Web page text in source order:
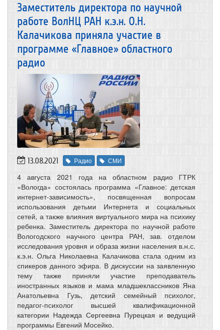
Заместитель директора по научной
работе ВолНЦ РАН к.э.н. О.Н.
Калачикова приняла участие в
программе «Главное» областного
радио
13.08.2021 Радио СМИ
4 августа 2021 года на областном радио ГТРК
«Вологда» состоялась программа «Главное: детская
интернет-зависимость», посвященная вопросам
использования детьми Интернета и социальных
сетей, а также влияния виртуального мира на психику
ребенка. Заместитель директора по научной работе
Вологодского научного центра РАН, зав. отделом
исследования уровня и образа жизни населения в.н.с.
к.э.н. Ольга Николаевна Калачикова стала одним из
спикеров данного эфира. В дискуссии на заявленную
тему также приняли участие преподаватель
иностранных языков и мама младшеклассников Яна
Анатольевна Гузь, детский семейный психолог,
педагог-психолог высшей квалификационной
категории Надежда Сергеевна Пурецкая и ведущий
программы Евгений Мосейко.